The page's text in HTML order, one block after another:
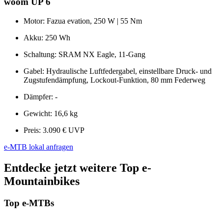
Motor: Fazua evation, 250 W | 55 Nm
Akku: 250 Wh
Schaltung: SRAM NX Eagle, 11-Gang
Gabel: Hydraulische Luftfedergabel, einstellbare Druck- und
Zugstufendämpfung, Lockout-Funktion, 80 mm Federweg
Dämpfer: -
Gewicht: 16,6 kg
Preis: 3.090 € UVP
e-MTB lokal anfragen
Entdecke jetzt weitere Top e-
Mountainbikes
Top e-MTBs